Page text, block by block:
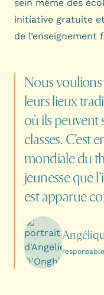
sein même des
initiative gratuite
de
Nousvoulions
leurslieux
où ils peuvent
classes. C’est
mondialedu
jeunesseque
estapparue